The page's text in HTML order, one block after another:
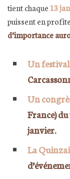
tient chaque 13
puissent en
d’importance
Un festival
Un
France)
janvier.
La